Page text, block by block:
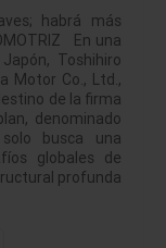
habrá más
En una
Toshihiro
Motor Co., Ltd.,
de la firma
denominado
busca una
globales de
profunda